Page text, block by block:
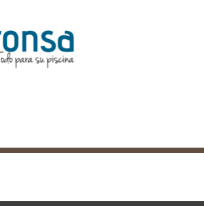
GALERÍA